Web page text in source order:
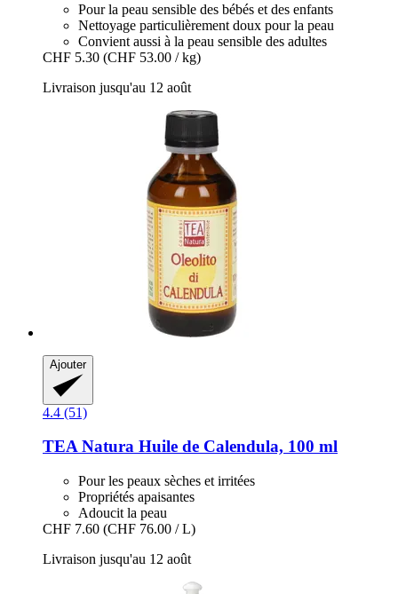
Pour la peau sensible des bébés et des enfants
Nettoyage particulièrement doux pour la peau
Convient aussi à la peau sensible des adultes
CHF 5.30 (CHF 53.00 / kg)
Livraison jusqu'au 12 août
Ajouter
4.4 (51)
TEA Natura Huile de Calendula, 100 ml
Pour les peaux sèches et irritées
Propriétés apaisantes
Adoucit la peau
CHF 7.60 (CHF 76.00 / L)
Livraison jusqu'au 12 août